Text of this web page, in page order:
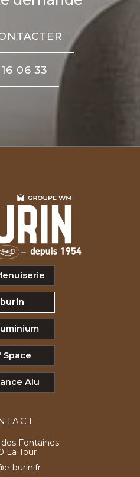
06 33
Space
Alu
Fontaines
La Tour
burin.fr